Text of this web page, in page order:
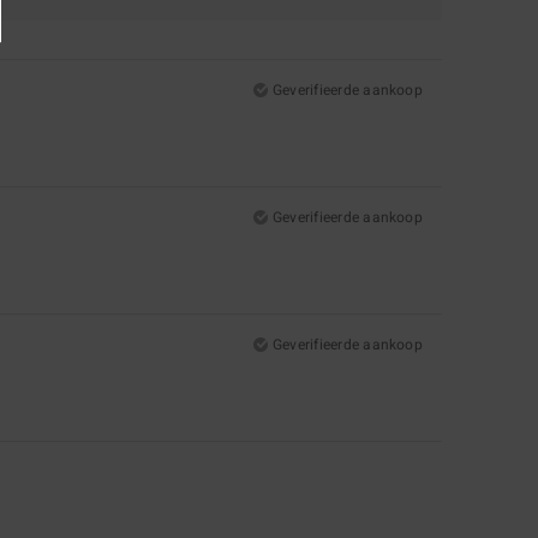
Geverifieerde aankoop
Geverifieerde aankoop
Geverifieerde aankoop